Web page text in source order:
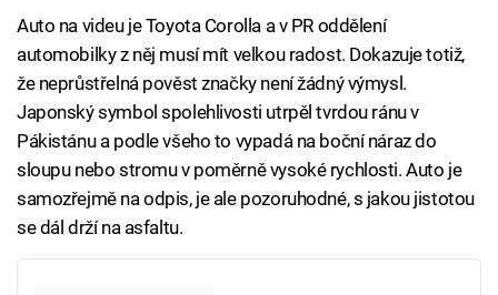
Auto na videu je Toyota Corolla a v PR oddělení
automobilky z něj musí mít velkou radost. Dokazuje totiž,
že neprůstřelná pověst značky není žádný výmysl.
Japonský symbol spolehlivosti utrpěl tvrdou ránu v
Pákistánu a podle všeho to vypadá na boční náraz do
sloupu nebo stromu v poměrně vysoké rychlosti. Auto je
samozřejmě na odpis, je ale pozoruhodné, s jakou jistotou
se dál drží na asfaltu.